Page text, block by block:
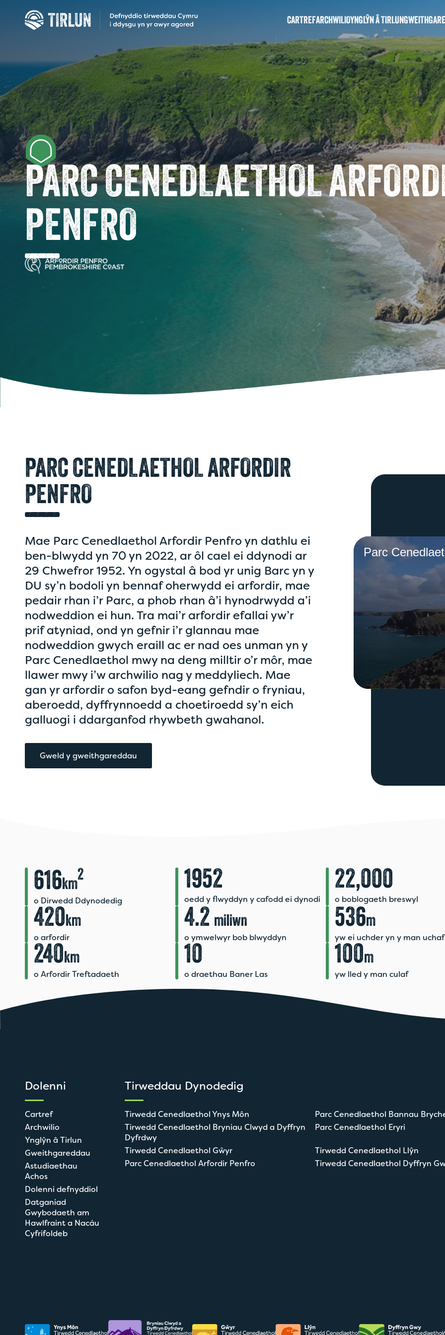
CARTREFARCHWILIOYNGLŶN Â TIRLUN
PARC CENEDLAETHOL
PENFRO
PARC CENEDLAETHOL ARFORDIR
PENFRO
Mae Parc Cenedlaethol Arfordir Penfro yn dathlu ei
ben-blwydd yn 70 yn 2022, ar ôl cael ei ddynodi ar
29 Chwefror 1952. Yn ogystal â bod yr unig Barc yn y
DU sy’n bodoli yn bennaf oherwydd ei arfordir, mae
pedair rhan i’r Parc, a phob rhan â’i hynodrwydd a’i
nodweddion ei hun. Tra mai’r arfordir efallai yw’r
prif atyniad, ond yn gefnir i’r glannau mae
nodweddion gwych eraill ac er nad oes unman yn y
Parc Cenedlaethol mwy na deng milltir o’r môr, mae
llawer mwy i’w archwilio nag y meddyliech. Mae
gan yr arfordir o safon byd-eang gefndir o fryniau,
aberoedd, dyffrynnoedd a choetiroedd sy’n eich
galluogi i ddarganfod rhywbeth gwahanol.
Gweld y gweithgareddau
Parc
616km
2
o Dirwedd Ddynodedig
1952
oedd y flwyddyn y cafodd ei dynodi
22,000
o boblogaeth breswyl
420km
o arfordir
4.2 miliwn
o ymwelwyr bob blwyddyn
536m
yw ei uchder yn y man uchaf
240km
o Arfordir Treftadaeth
10
o draethau Baner Las
100m
yw lled y man culaf
Dolenni
Cartref
Archwilio
Ynglŷn â Tirlun
Gweithgareddau
Astudiaethau
Achos
Dolenni defnyddiol
Datganiad
Gwybodaeth am
Hawlfraint a Nacáu
Cyfrifoldeb
Tirweddau Dynodedig
Tirwedd Cenedlaethol Ynys Môn
Parc Cenedlaethol Bannau
Tirwedd Cenedlaethol Bryniau Clwyd a Dyffryn
Dyfrdwy
Parc Cenedlaethol Eryri
Tirwedd Cenedlaethol Gŵyr
Tirwedd Cenedlaethol Llŷn
Parc Cenedlaethol Arfordir Penfro
Tirwedd Cenedlaethol Dyffryn